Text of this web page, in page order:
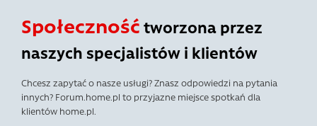
Społeczność tworzona przez
naszych specjalistów i klientów
Chcesz zapytać o nasze usługi? Znasz odpowiedzi na pytania
innych? Forum.home.pl to przyjazne miejsce spotkań dla
klientów home.pl.